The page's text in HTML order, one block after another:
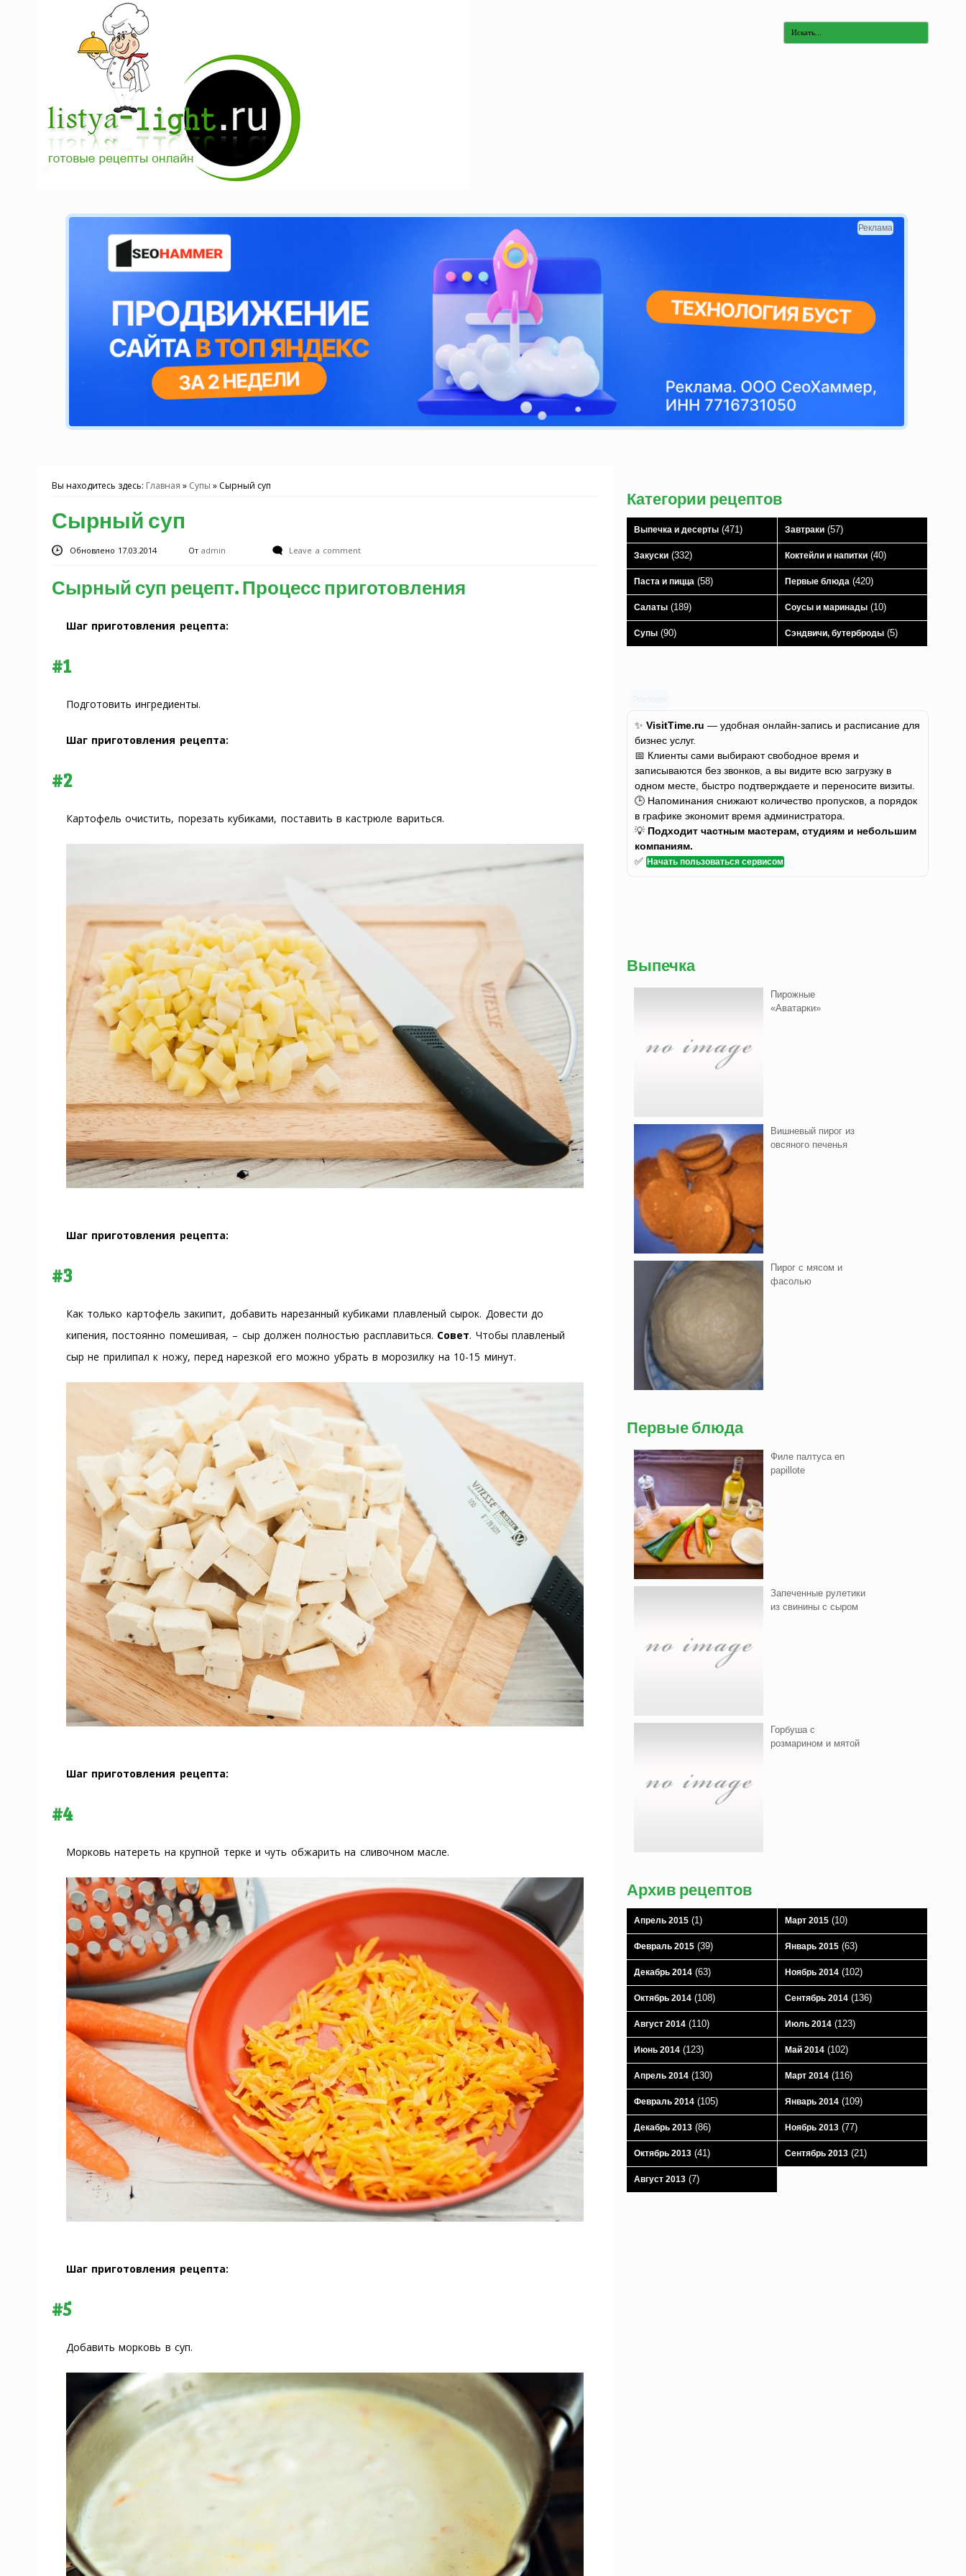
Реклама
Вы находитесь здесь: Главная » Супы » Сырный суп
Сырный суп
Обновлено 17.03.2014 Отadmin Leave a comment
Сырный суп рецепт. Процесс приготовления
Шаг приготовления рецепта:
#1
Подготовить ингредиенты.
Шаг приготовления рецепта:
#2
Картофель очистить, порезать кубиками, поставить в кастрюле вариться.
Шаг приготовления рецепта:
#3
Как только картофель закипит, добавить нарезанный кубиками плавленый сырок. Довести до
кипения, постоянно помешивая, – сыр должен полностью расплавиться. Совет. Чтобы плавленый
сыр не прилипал к ножу, перед нарезкой его можно убрать в морозилку на 10-15 минут.
Шаг приготовления рецепта:
#4
Морковь натереть на крупной терке и чуть обжарить на сливочном масле.
Шаг приготовления рецепта:
#5
Добавить морковь в суп.
Категории рецептов
Выпечка и десерты (471) Завтраки(57)
Закуски (332) Коктейли и напитки(40)
Паста и пицца (58) Первые блюда (420)
Салаты (189) Соусы и маринады(10)
Супы (90) Сэндвичи, бутерброды(5)
✨ VisitTime.ru — удобная онлайн-запись и расписание для
бизнес услуг.
📅 Клиенты сами выбирают свободное время и
записываются без звонков, а вы видите всю загрузку в
одном месте, быстро подтверждаете и переносите визиты.
🕒 Напоминания снижают количество пропусков, а порядок
в графике экономит время администратора.
💡 Подходит частным мастерам, студиям и небольшим
компаниям.
✅ Начать пользоваться сервисом
Выпечка
Пирожные
«Аватарки»
Вишнeвый пирог из
овсяного печенья
Пирог с мясом и
фасолью
Первые блюда
Филе палтуса en
papillote
Запеченные рулетики
из свинины с сыром
Горбуша с
розмарином и мятой
Архив рецептов
Апрель 2015 (1) Март 2015(10)
Февраль 2015 (39) Январь 2015(63)
Декабрь 2014 (63) Ноябрь 2014(102)
Октябрь 2014 (108) Сентябрь 2014(136)
Август 2014 (110) Июль 2014(123)
Июнь 2014 (123) Май 2014(102)
Апрель 2014 (130) Март 2014(116)
Февраль 2014 (105) Январь 2014(109)
Декабрь 2013 (86) Ноябрь 2013(77)
Октябрь 2013 (41) Сентябрь 2013(21)
Август 2013 (7)